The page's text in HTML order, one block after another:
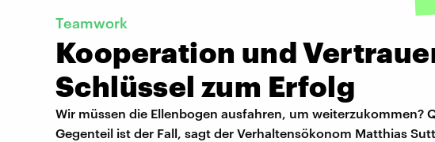
Teamwork
Kooperation und
Schlüssel zum Erfolg
Wir müssen die Ellenbogen ausfahren, um weiterzukommen?
Gegenteil ist der Fall, sagt der Verhaltensökonom Matthias